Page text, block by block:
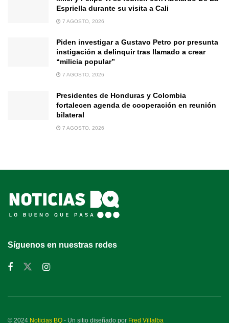
Espriella durante su visita a Cali
7 AGOSTO, 2026
Piden investigar a Gustavo Petro por presunta
instigación a delinquir tras llamado a crear
“milicia popular”
7 AGOSTO, 2026
Presidentes de Honduras y Colombia
fortalecen agenda de cooperación en reunión
bilateral
7 AGOSTO, 2026
Síguenos en nuestras redes
© 2024 Noticias BQ - Un sitio diseñado por Fred Villalba